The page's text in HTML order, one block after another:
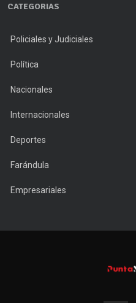
CATEGORIAS
Policiales y Judiciales
Política
Nacionales
Internacionales
Deportes
Farándula
Empresariales